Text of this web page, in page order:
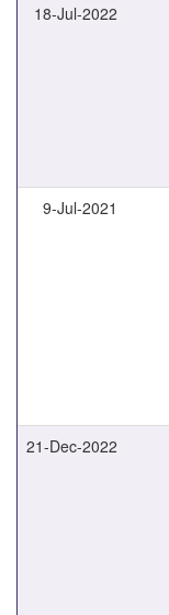
18-Jul-2022
9-Jul-2021
21-Dec-2022